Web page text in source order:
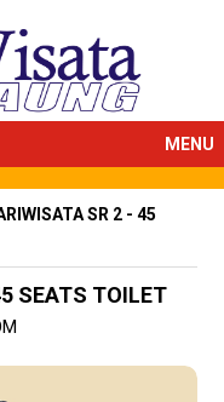
MENU
SR 2 - 45
SEATS TOILET